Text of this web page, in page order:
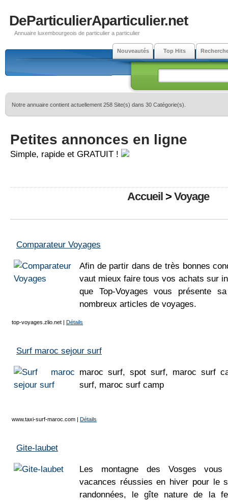
DeParticulierAparticulier.net
Annuaire luxembourgeois de particulier a particulier
Nouveautés Top Hits
Notre annuaire contient actuellement 258 Site(s) dans 30 Catégorie(s).
Petites annonces en ligne
Simple, rapide et GRATUIT !
Accueil> Voyage
Comparateur Voyages
Afin de partir dans de très bonnes
vaut mieux faire tous vos achats sur
que Top-Voyages vous présente
nombreux articles de voyages.
top-voyages.zlio.net | Détails
Surf maroc sejour surf
maroc surf, spot surf, maroc surf
surf, maroc surf camp
www.taxi-surf-maroc.com | Détails
Gite-laubet
Les montagne des Vosges
vacances réussies en hiver pour le
randonnées, le gîte nature de la